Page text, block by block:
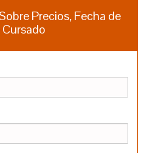
Precios, Fecha de